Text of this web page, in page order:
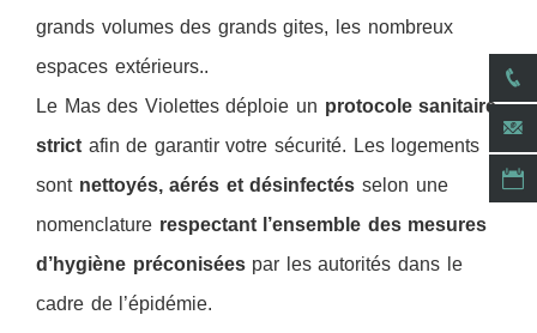
grands volumes des grands gites, les nombreux
espaces extérieurs..
Le Mas des Violettes déploie un protocole sanitaire
strict afin de garantir votre sécurité. Les logements
sontnettoyés, aérés et désinfectés selon une
nomenclature respectant l’ensemble des mesures
d’hygiène préconiséespar les autorités dans le
cadre de l’épidémie.